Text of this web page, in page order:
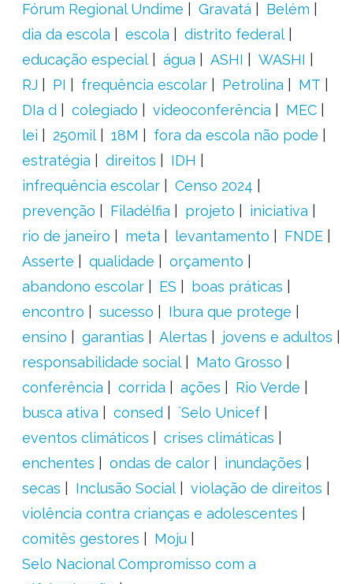
Fórum Regional Undime
Gravatá
Belém
dia da escola
escola
distrito federal
educação especial
água ASHI
WASHI
RJ
PI frequência escolar Petrolina
MT
DIa d
colegiado videoconferência
MEC
lei
250mil 18M
fora da escola não pode
estratégia
direitos
IDH
infrequência escolar
Censo 2024
prevenção
Filadélfia projeto
iniciativa
rio de janeiro
meta levantamento
FNDE
Asserte
qualidade
orçamento
abandono escolar
ES
boas práticas
encontro
sucesso
Ibura que protege
ensino
garantias Alertas
jovens e adultos
responsabilidade social
Mato Grosso
conferência
corrida ações
Rio Verde
busca ativa
consed
´Selo Unicef
eventos climáticos
crises climáticas
enchentes
ondas de calor
inundações
secas
Inclusão Social
violação de direitos
violência contra crianças e adolescentes
comitês gestores
Moju
Selo Nacional Compromisso com a